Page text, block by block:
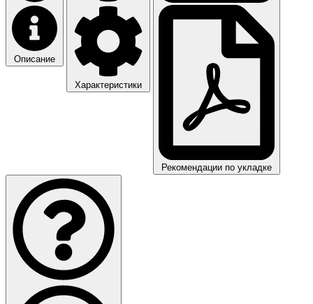
Описание
Характеристики
Рекомендации по укладке